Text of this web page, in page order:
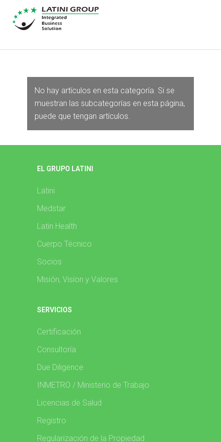
No hay artículos en esta categoría. Si se
muestran las subcategorías en esta página,
puede que tengan artículos.
EL GRUPO LATINI
Latini
Medstar
Latin Health
Cuerpo Técnico
Socios
Misión, Visíon y Valores
SERVICIOS
Certificación
Consultoría
Due Diligence
INMETRO / Ministerio de Trabajo
Licencias de Salud
Registro
Regularización de la Propiedad